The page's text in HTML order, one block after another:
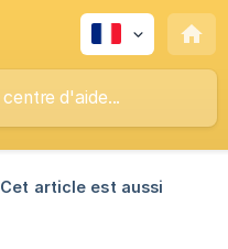
Cet article est aussi